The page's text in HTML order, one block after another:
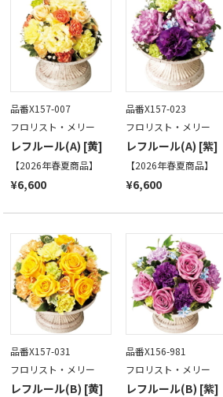
品番X157-007
フロリスト・メリー
レフルール(A) [黄]
【2026年春夏商品】
¥6,600
品番X157-023
フロリスト・メリー
レフルール(A) [紫]
【2026年春夏商品】
¥6,600
品番X157-031
フロリスト・メリー
レフルール(B) [黄]
品番X156-981
フロリスト・メリー
レフルール(B) [紫]